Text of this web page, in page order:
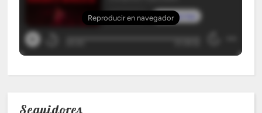
Seguidores